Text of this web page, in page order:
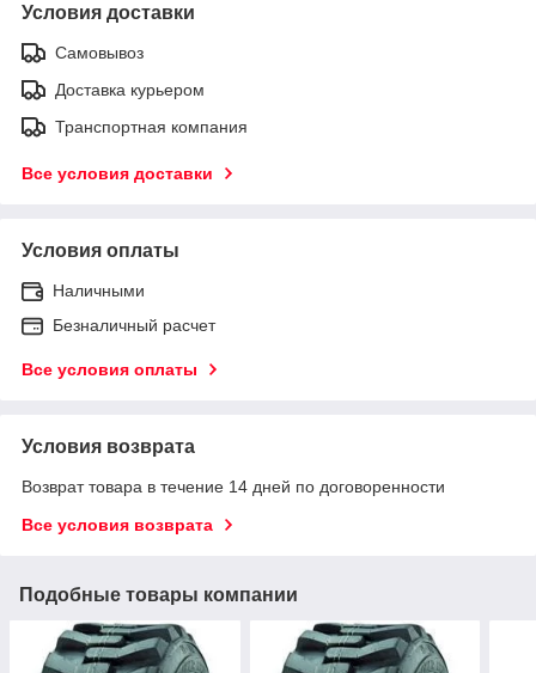
Условия доставки
Самовывоз
Доставка курьером
Транспортная компания
Все условия доставки
Условия оплаты
Наличными
Безналичный расчет
Все условия оплаты
Условия возврата
Возврат товара в течение 14 дней по договоренности
Все условия возврата
Подобные товары компании